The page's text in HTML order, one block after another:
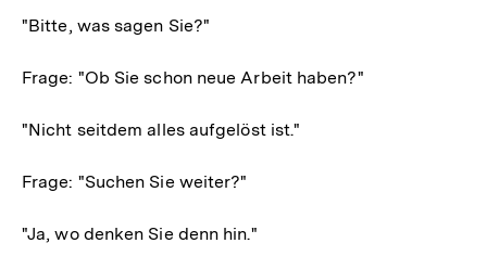
"Bitte, was sagen Sie?"
Frage: "Ob Sie schon neue Arbeit haben?"
"Nicht seitdem alles aufgelöst ist."
Frage: "Suchen Sie weiter?"
"Ja, wo denken Sie denn hin."